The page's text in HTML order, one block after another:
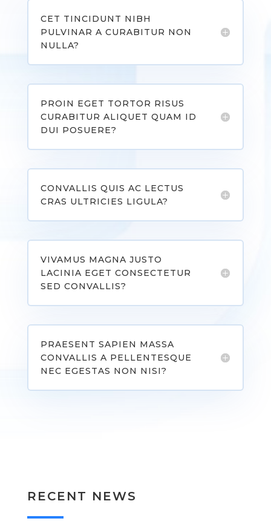
CET TINCIDUNT NIBH
PULVINAR A CURABITUR NON
NULLA?
PROIN EGET TORTOR RISUS
CURABITUR ALIQUET QUAM ID
DUI POSUERE?
CONVALLIS QUIS AC LECTUS
CRAS ULTRICIES LIGULA?
VIVAMUS MAGNA JUSTO
LACINIA EGET CONSECTETUR
SED CONVALLIS?
PRAESENT SAPIEN MASSA
CONVALLIS A PELLENTESQUE
NEC EGESTAS NON NISI?
RECENT NEWS